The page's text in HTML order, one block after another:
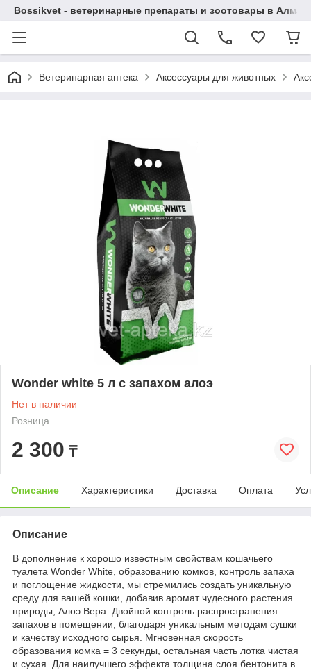
Bossikvet - ветеринарные препараты и зоотовары в
Ветеринарная аптека Аксессуары для животных
Wonder white 5 л с запахом алоэ
Нет в наличии
Розница
2 300 ₸
Описание Характеристики Доставка Оплата
Описание
В дополнение к хорошо известным свойствам кошачьего
туалета Wonder White, образованию комков, контроль запаха
и поглощение жидкости, мы стремились создать уникальную
среду для вашей кошки, добавив аромат чудесного растения
природы, Алоэ Вера. Двойной контроль распространения
запахов в помещении, благодаря уникальным методам сушки
и качеству исходного сырья. Мгновенная скорость
образования комка = 3 секунды, остальная часть лотка чистая
и сухая. Для наилучшего эффекта толщина слоя бентонита в